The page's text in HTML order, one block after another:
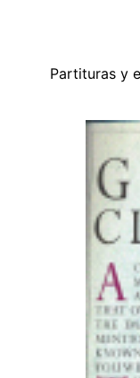
Partituras y